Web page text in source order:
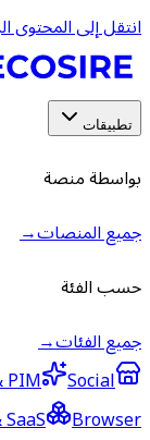
انتقل إلى المحتوى
تطبيقات
بواسطة منصة
جميع المنصات→
حسب الفئة
جميع الفئات→
PIM
Social
Browser